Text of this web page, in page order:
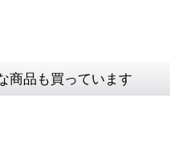
商品も買っています